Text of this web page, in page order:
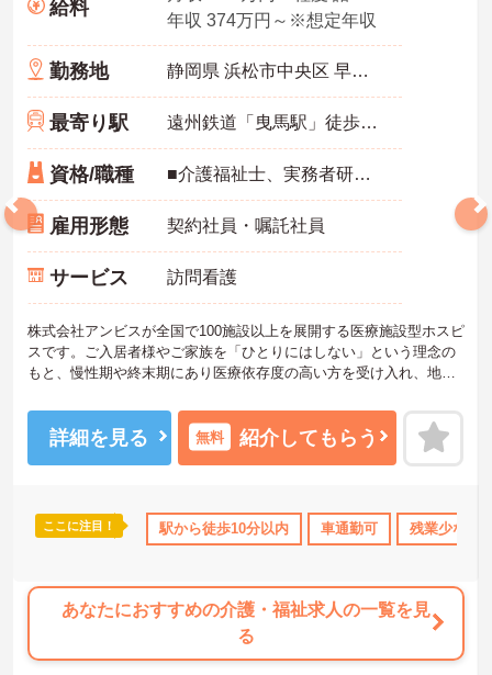
給料
年収 374万円～※想定年収
勤務地 静岡県 浜松市中央区 早出町872-7
最寄り駅 遠州鉄道「曳馬駅」徒歩10分
資格/職種 ■介護福祉士、実務者研修、初任者研修 いずれか ※特養、老健、病院、有老などの実務経験1年以上ある方 ※身体介護の経験年以上ある方、機械浴の使用の経験のある方歓迎
雇用形態 契約社員・嘱託社員
サービス 訪問看護
株式会社アンビスが全国で100施設以上を展開する医療施設型ホスピ
スです。ご入居者様やご家族を「ひとりにはしない」という理念の
もと、慢性期や終末期にあり医療依存度の高い方を受け入れ、地域
護師が24時間常駐しています。急変時の対応や医療行為は看護師が
担当するため、初任者研修や実務者研修の方も食事介助や入浴介助
などの生活を支えるケアに専念できる環境です。多職種で情報を共
なるほか、月平均の残業時間も5時間から7時間程度とかなり少なめ
です。常勤スタッフの比率が90パーセントを超えているため急な勤
に合わせた個別のOJT研修が実施されます。eラーニングも導入され
ており、多職種と連携しながら専門性を着実に深めていける環境が
詳細を見る 無料 紹介してもらう
ここに注目！ 駅から徒歩10分以内 車通勤可 残業少なめ
あなたにおすすめの介護・福祉求人の一覧を見
る